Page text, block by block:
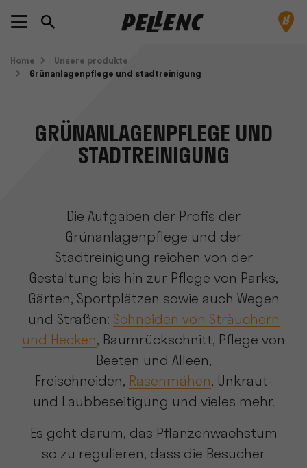
Home
Unsere produkte
Grünanlagenpflege und stadtreinigung
GRÜNANLAGENPFLEGE UND
STADTREINIGUNG
Die Aufgaben der Profis der
Grünanlagenpflege und der
Stadtreinigung reichen von der
Gestaltung bis hin zur Pflege von Parks,
Gärten, Sportplätzen sowie auch Wegen
und Straßen: Schneiden von Sträuchern
und Hecken, Baumrückschnitt, Pflege von
Beeten und Alleen,
Freischneiden, Rasenmähen, Unkraut-
und Laubbeseitigung und vieles mehr.
Es geht darum, das Pflanzenwachstum
so zu regulieren, dass die Besucher